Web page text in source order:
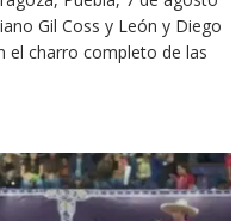
Gil Coss y León y Diego
el charro completo de las